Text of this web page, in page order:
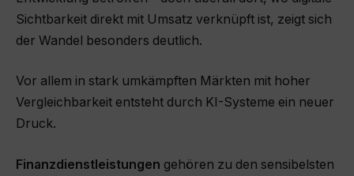
Sichtbarkeit direkt mit Umsatz verknüpft ist, zeigt sich
der Wandel besonders deutlich.
Vor allem in stark umkämpften Märkten mit hoher
Vergleichbarkeit entsteht durch KI-Systeme ein neuer
Druck.
Finanzdienstleistungen gehören zu den sensibelsten